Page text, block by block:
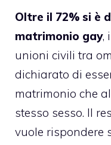
Oltre il 72% si è
matrimonio gay,
unioni civili tra
dichiarato di
matrimonio che
stesso sesso. Il
vuole rispondere